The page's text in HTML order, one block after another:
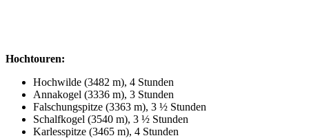
Hochtouren:
Hochwilde (3482 m), 4 Stunden
Annakogel (3336 m), 3 Stunden
Falschungspitze (3363 m), 3 ½ Stunden
Schalfkogel (3540 m), 3 ½ Stunden
Karlesspitze (3465 m), 4 Stunden